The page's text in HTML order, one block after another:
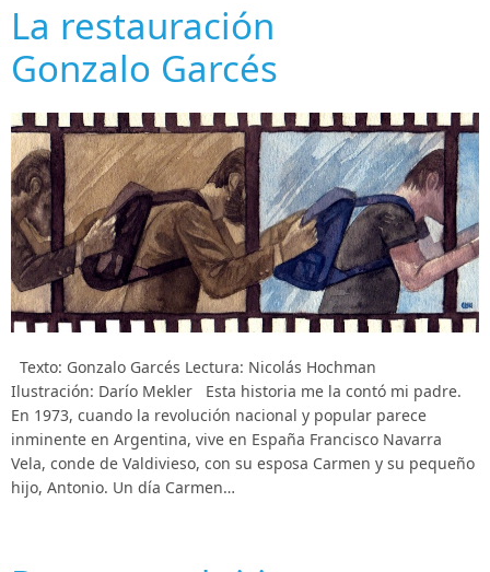
La restauración
Gonzalo Garcés
Texto: Gonzalo Garcés Lectura: Nicolás Hochman
Ilustración: Darío Mekler Esta historia me la contó mi padre.
En 1973, cuando la revolución nacional y popular parece
inminente en Argentina, vive en España Francisco Navarra
Vela, conde de Valdivieso, con su esposa Carmen y su pequeño
hijo, Antonio. Un día Carmen…